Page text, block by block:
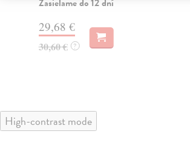
29,68 €
30,60 € ?
High-contrast mode